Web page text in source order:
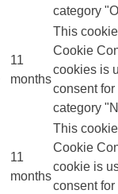
category
11
months
This
Cookie
cookies is
consent
category
11
months
This
Cookie
cookie is
consent